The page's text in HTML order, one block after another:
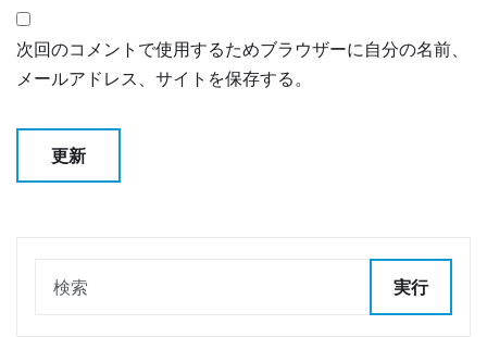
次回のコメントで使用するためブラウザーに自分の名前、
メールアドレス、サイトを保存する。
実行